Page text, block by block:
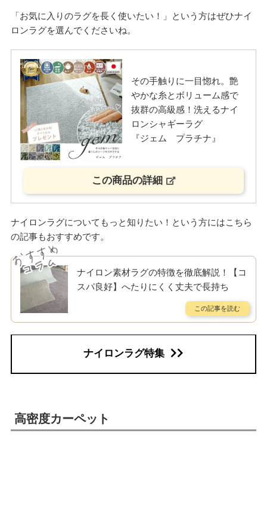
「お気に入りのラグを長く使いたい！」という方はぜひナイ
ロンラグを選んでくださいね。
その手触りに一目惚れ。艶
やかな糸とボリューム感で
抜群の高級感！洗えるナイ
ロンシャギーラグ
『ジェム プラチナ』
この商品の詳細
ナイロンラグについてもっと知りたい！という方にはこちら
の記事もおすすめです。
ナイロン素材ラグの特徴を徹底解説！【コ
スパ良好】へたりにくく丈夫で長持ち
ナイロンラグ特集
高密度カーペット